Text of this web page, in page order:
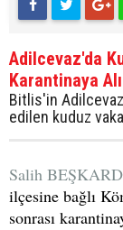
Adilcevaz'da
Karantinaya
Bitlis'in
edilen kuduz
Salih
ilçesine bağlı
sonrası